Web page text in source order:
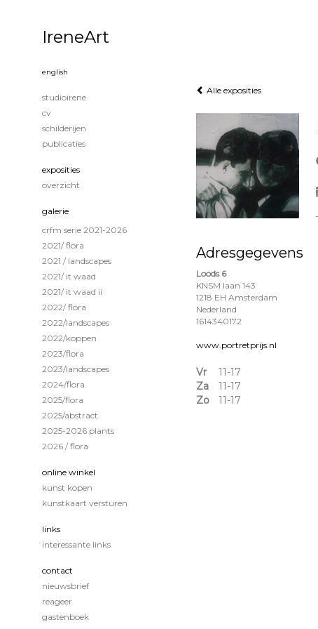
Alle exposities
Adresgegevens
Loods 6
KNSM laan 143
1218 EH Amsterdam
Nederland
1614340172
www.portretprijs.nl
Vr
11-17
Za
11-17
Zo
11-17
IreneArt
english
studioirene
cv
schilderijen
publicaties
exposities
overzicht
galerie
crfm serie 2021-2026
2021/ flora
2021 / landscapes
2021/ it waad
2021/ it waad ii
2022/ flora
2022/landscapes
2022/koppen
2023/flora
2023/landscapes
2024/flora
2025/flora
2025/abstract
2025-2026 plants
2026 / flora
online winkel
kunst kopen
kunstkaart versturen
links
interessante links
contact
nieuwsbrief
reageer
gastenboek